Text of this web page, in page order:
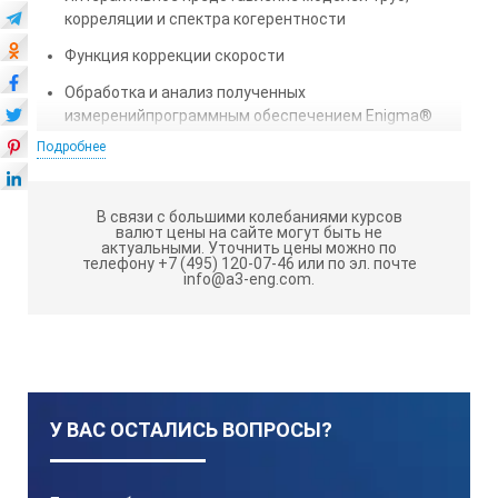
корреляции и спектра когерентности
Функция коррекции скорости
Обработка и анализ полученных
измеренийпрограммным обеспечением Enigma®
Компактное исполнение с зарядкой батареи в кейсе
Eureka3– это новая инновационная разработка,
которая построена на базе заслужившего доверие
пользователей корреляционного течеискателя
Eureka2R, дополненная новыми функциями. Eureka3
быстрый возврат инвестиций.
Дополнительные возможности:
Подробнее
В связи с большими колебаниями курсов
валют цены на сайте могут быть не
актуальными. Уточнить цены можно по
телефону +7 (495) 120-07-46 или по эл. почте
info@a3-eng.com.
У ВАС ОСТАЛИСЬ ВОПРОСЫ?